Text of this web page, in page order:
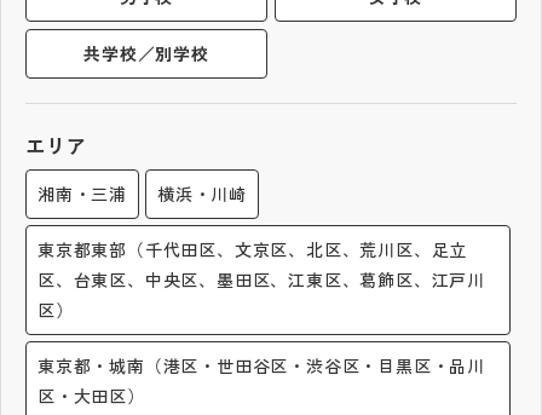
よみもの
学校HP最新情報
特集
NettyLandかわら版
共学校／別学校
エリア
湘南・三浦 横浜・川崎
東京都東部（千代田区、文京区、北区、荒川区、足立
区、台東区、中央区、墨田区、江東区、葛飾区、江戸川
区）
東京都・城南（港区・世田谷区・渋谷区・目黒区・品川
区・大田区）